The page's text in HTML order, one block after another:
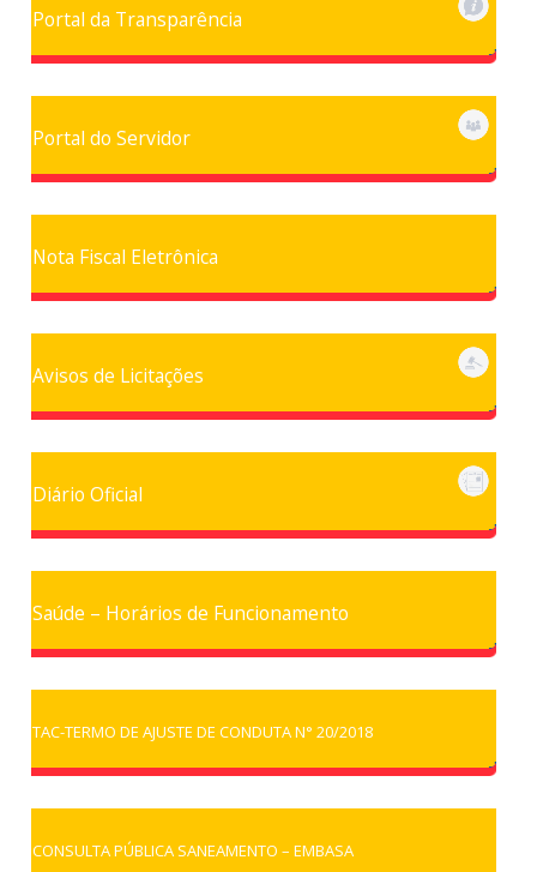
Portal da Transparência
Portal do Servidor
Nota Fiscal Eletrônica
Avisos de Licitações
Diário Oficial
Saúde – Horários de Funcionamento
TAC-TERMO DE AJUSTE DE CONDUTA N° 20/2018
CONSULTA PÚBLICA SANEAMENTO – EMBASA